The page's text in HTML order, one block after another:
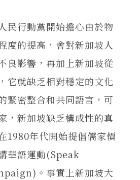
行動黨開始擔心由於物
度的提高，會對新加坡人
良影響，再加上新加坡從
它就缺乏相對穩定的文化
緊密整合和共同語言，可
，新加坡缺乏構成性的真
1980年代開始提倡儒家價
華語運動(Speak
。事實上新加坡大